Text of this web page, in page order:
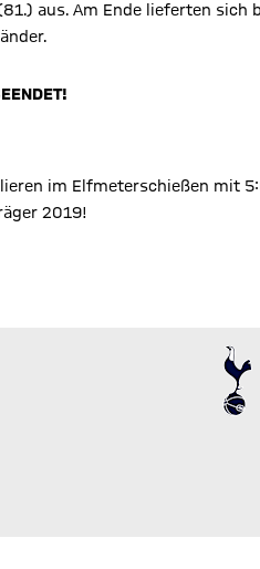
aus. Am Ende lieferten
im Elfmeterschießen mit
2019!